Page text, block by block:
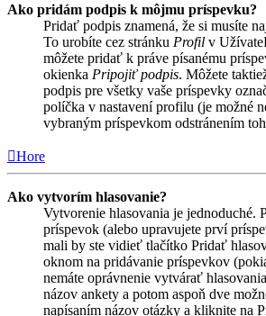
Ako pridám podpis k môjmu príspevku?
Pridať podpis znamená, že si musíte
To urobíte cez stránku Profil v
môžete pridať k práve písanému
okienka Pripojiť podpis. Môžete
podpis pre všetky vaše príspevky
políčka v nastavení profilu (je možné
vybraným príspevkom odstránením
Hore
Ako vytvorím hlasovanie?
Vytvorenie hlasovania je jednoduché.
príspevok (alebo upravujete prví
mali by ste vidieť tlačítko Pridať
oknom na pridávanie príspevkov
nemáte oprávnenie vytvárať
názov ankety a potom aspoň dve
napísaním názov otázky a kliknite na